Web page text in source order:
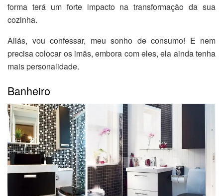
forma terá um forte impacto na transformação da sua
cozinha.
Aliás, vou confessar, meu sonho de consumo! E nem
precisa colocar os imãs, embora com eles, ela ainda tenha
mais personalidade.
Banheiro